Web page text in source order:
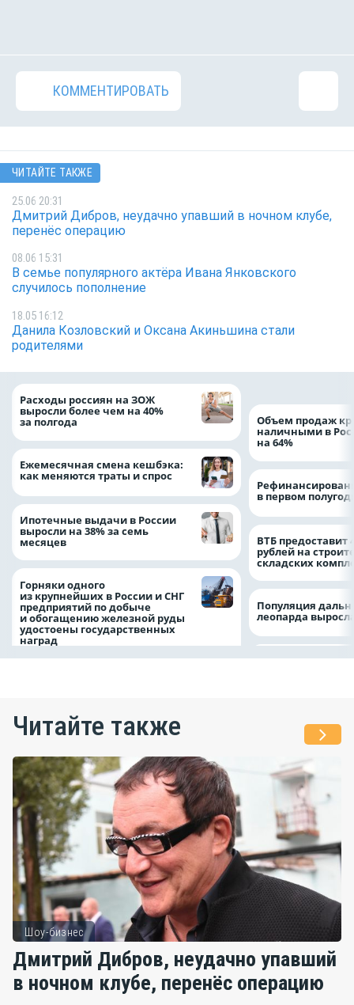
КОММЕНТИРОВАТЬ
ЧИТАЙТЕ ТАКЖЕ
25.06 20:31
Дмитрий Дибров, неудачно упавший в ночном клубе,
перенёс операцию
08.06 15:31
В семье популярного актёра Ивана Янковского
случилось пополнение
18.05 16:12
Данила Козловский и Оксана Акиньшина стали
родителями
Расходы россиян на ЗОЖ
выросли более чем на 40%
за полгода
Ежемесячная смена кешбэка:
как меняются траты и спрос
Ипотечные выдачи в России
выросли на 38% за семь
месяцев
Горняки одного
из крупнейших в России и СНГ
предприятий по добыче
и обогащению железной руды
удостоены государственных
наград
Объем продаж
наличными в
на 64%
в первом
ВТБ предоставит
рублей на
складских
Популяция
леопарда
Читайте также
Шоу-бизнес
Дмитрий Дибров, неудачно упавший
в ночном клубе, перенёс операцию